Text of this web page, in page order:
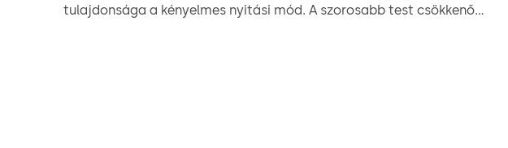
tulajdonsága a kényelmes nyitási mód. A szorosabb test csökkenő